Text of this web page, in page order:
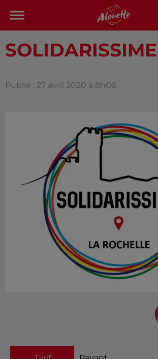
SOLIDARISSIME
Publié : 27 avril 2020 à 8h06